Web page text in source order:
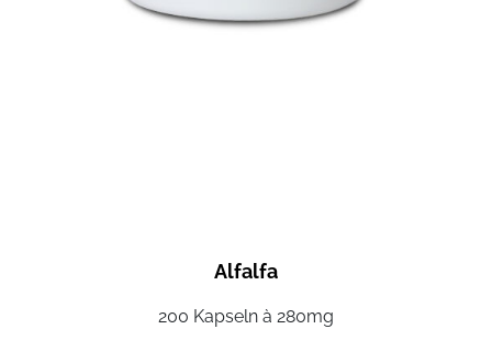
Alfalfa
200 Kapseln à 280mg